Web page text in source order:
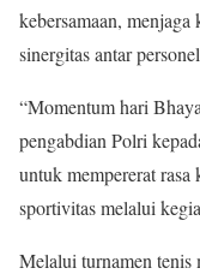
kebersamaan, menjaga
sinergitas antar
“Momentum hari
pengabdian Polri
untuk mempererat rasa
sportivitas melalui
Melalui turnamen tenis